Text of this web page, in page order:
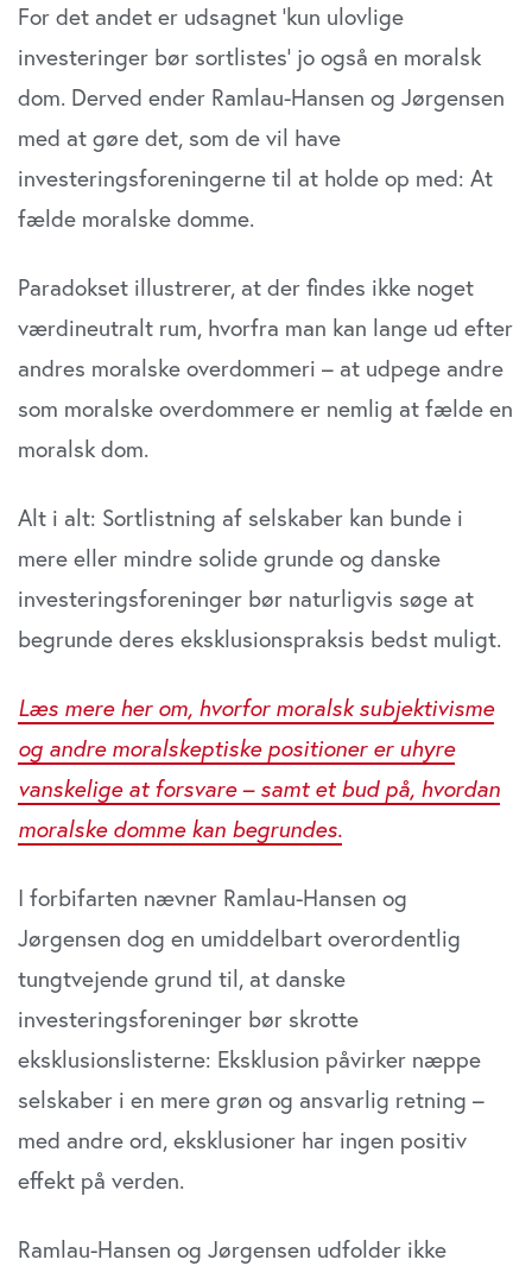
For det andet er udsagnet ’kun ulovlige
investeringer bør sortlistes’ jo også en moralsk
dom. Derved ender Ramlau-Hansen og Jørgensen
med at gøre det, som de vil have
investeringsforeningerne til at holde op med: At
fælde moralske domme.
Paradokset illustrerer, at der findes ikke noget
værdineutralt rum, hvorfra man kan lange ud efter
andres moralske overdommeri – at udpege andre
som moralske overdommere er nemlig at fælde en
moralsk dom.
Alt i alt: Sortlistning af selskaber kan bunde i
mere eller mindre solide grunde og danske
investeringsforeninger bør naturligvis søge at
begrunde deres eksklusionspraksis bedst muligt.
Læs mere her om, hvorfor moralsk subjektivisme
og andre moralskeptiske positioner er uhyre
vanskelige at forsvare – samt et bud på, hvordan
moralske domme kan begrundes.
I forbifarten nævner Ramlau-Hansen og
Jørgensen dog en umiddelbart overordentlig
tungtvejende grund til, at danske
investeringsforeninger bør skrotte
eksklusionslisterne: Eksklusion påvirker næppe
selskaber i en mere grøn og ansvarlig retning –
med andre ord, eksklusioner har ingen positiv
effekt på verden.
Ramlau-Hansen og Jørgensen udfolder ikke